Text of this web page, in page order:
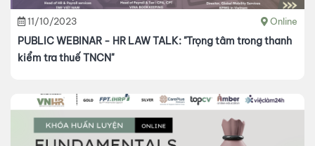
11/10/2023 Online
PUBLIC WEBINAR - HR LAW TALK: "Trọng tâm trong thanh
kiểm tra thuế TNCN"